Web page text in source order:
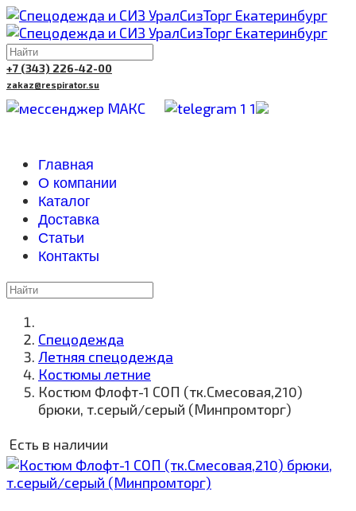
+7 (343) 226-42-00
zakaz@respirator.su
Главная
О компании
Каталог
Доставка
Cтатьи
Контакты
Спецодежда
Летняя спецодежда
Костюмы летние
Костюм Флофт-1 СОП (тк.Смесовая,210)
брюки, т.серый/серый (Минпромторг)
Есть в наличии